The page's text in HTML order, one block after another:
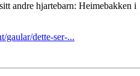
andre hjartebarn: Heimebakken i
gaular/dette-ser-...